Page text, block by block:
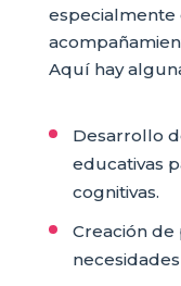
especialmente
Aquí hay
Desarrollo
educativas
cognitivas.
Creación de